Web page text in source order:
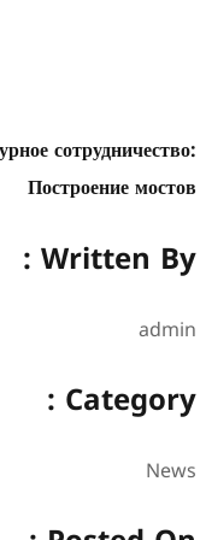
культурное